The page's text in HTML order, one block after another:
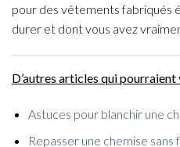
pour des vêtements fabriqués
durer et dont vous avez
D’autres articles qui pourraient
Astuces pour blanchir une
Repasser une chemise sans